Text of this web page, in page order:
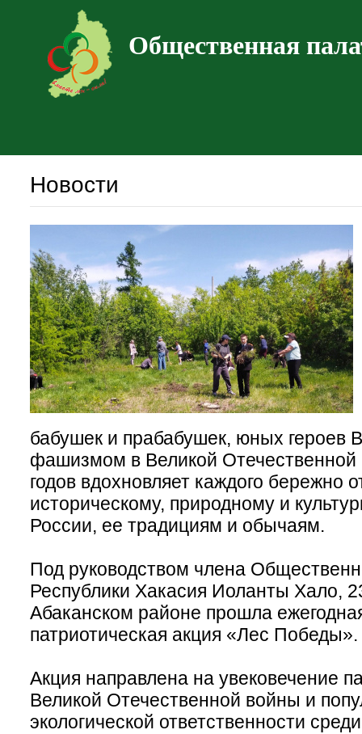
Общественная
Новости
бабушек и прабабушек, юных героев
фашизмом в Великой Отечественной
годов вдохновляет каждого бережно
историческому, природному и
России, ее традициям и обычаям.
Под руководством члена
Республики Хакасия Иоланты Хало,
Абаканском районе прошла
патриотическая акция «Лес Победы».
Акция направлена на увековечение
Великой Отечественной войны и
экологической ответственности